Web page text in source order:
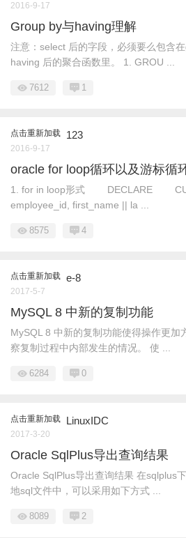
2016-9-17
Group by与having理解
注意：select 后的字段，必须要么包含
having 后的聚合函数里。 1. GROU ...
7612 1
点击重新加载 123
2016-9-17
oracle for loop循环以及游标循
1. for in loop形式 DECLARE
employee_id, first_name || la ...
8575 4
点击重新加载 e-8
2017-5-7
MySQL 8 中新的复制功能
MySQL 8 中新的复制功能使得操作更加
察复制过程中内部发生的情况。 使 ...
6284 0
点击重新加载 LinuxIDC
2017-3-20
Oracle SqlPlus导出查询结果
Oracle SqlPlus导出查询结果 在sqlplus
地sql文件中，可以采用如下方式 ...
8089 2